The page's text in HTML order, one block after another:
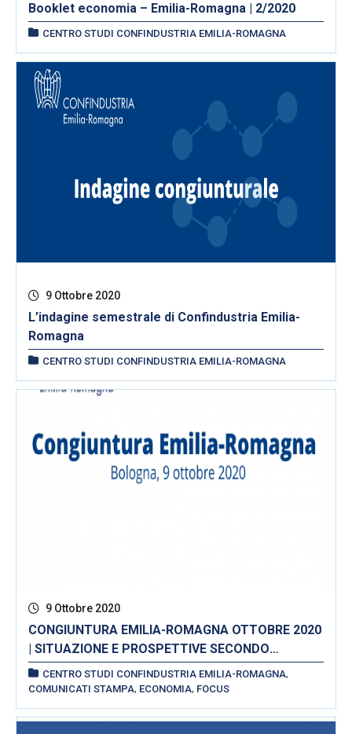
Booklet economia – Emilia-Romagna | 2/2020
CENTRO STUDI CONFINDUSTRIA EMILIA-ROMAGNA
9 Ottobre 2020
L’indagine semestrale di Confindustria Emilia-
Romagna
CENTRO STUDI CONFINDUSTRIA EMILIA-ROMAGNA
9 Ottobre 2020
CONGIUNTURA EMILIA-ROMAGNA OTTOBRE 2020
| SITUAZIONE E PROSPETTIVE SECONDO
CONFINDUSTRIA EMILIA-ROMAGNA,
UNIONCAMERE EMILIA-ROMAGNA E INTESA
SANPAOLO
CENTRO STUDI CONFINDUSTRIA EMILIA-ROMAGNA
COMUNICATI STAMPA ECONOMIA FOCUS